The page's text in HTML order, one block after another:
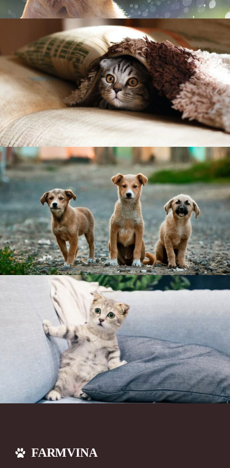
FARMVINA